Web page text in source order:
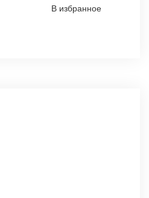
В избранное